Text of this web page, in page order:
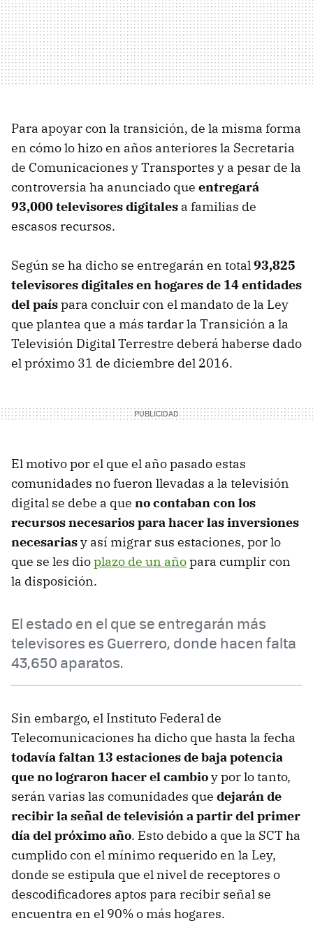
Para apoyar con la transición, de la misma forma
en cómo lo hizo en años anteriores la Secretaria
de Comunicaciones y Transportes y a pesar de la
controversia ha anunciado que entregará
93,000 televisores digitales a familias de
escasos recursos.
Según se ha dicho se entregarán en total93,825
televisores digitales en hogares de 14 entidades
del paíspara concluir con el mandato de la Ley
que plantea que a más tardar la Transición a la
Televisión Digital Terrestre deberá haberse dado
el próximo 31 de diciembre del 2016.
El motivo por el que el año pasado estas
comunidades no fueron llevadas a la televisión
digital se debe a que no contaban con los
recursos necesarios para hacer las inversiones
necesariasy así migrar sus estaciones, por lo
que se les dioplazo de un añopara cumplir con
la disposición.
El estado en el que se entregarán más
televisores es Guerrero, donde hacen falta
43,650 aparatos.
Sin embargo, el Instituto Federal de
Telecomunicaciones ha dicho que hasta la fecha
todavía faltan 13 estaciones de baja potencia
que no lograron hacer el cambioy por lo tanto,
serán varias las comunidades que dejarán de
recibir la señal de televisión a partir del primer
día del próximo año. Esto debido a que la SCT ha
cumplido con el mínimo requerido en la Ley,
donde se estipula que el nivel de receptores o
descodificadores aptos para recibir señal se
encuentra en el 90% o más hogares.